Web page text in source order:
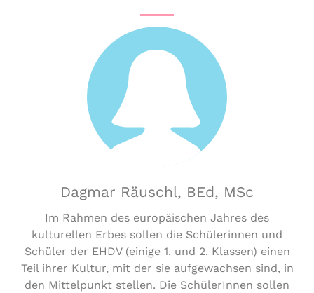
Dagmar Räuschl, BEd, MSc
Im Rahmen des europäischen Jahres des
kulturellen Erbes sollen die Schülerinnen und
Schüler der EHDV (einige 1. und 2. Klassen) einen
Teil ihrer Kultur, mit der sie aufgewachsen sind, in
den Mittelpunkt stellen. Die SchülerInnen sollen